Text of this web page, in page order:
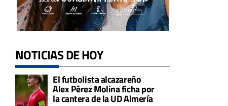
NOTICIAS DE HOY
El futbolista alcazareño
Alex Pérez Molina ficha por
la cantera de la UD Almería